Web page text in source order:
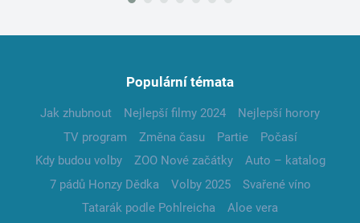
Populární témata
Jak zhubnout Nejlepší filmy 2024
Nejlepší horory
TV program
Změna času Partie
Počasí
Kdy budou volby
ZOO Nové začátky
Auto – katalog
7 pádů Honzy Dědka
Volby 2025
Svařené víno
Tatarák podle Pohlreicha
Aloe vera